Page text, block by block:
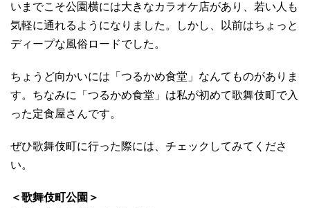
いまでこそ公園横には大きなカラオケ店があり、若い人も
気軽に通れるようになりました。しかし、以前はちょっと
ディープな風俗ロードでした。
ちょうど向かいには「つるかめ食堂」なんてものがありま
す。ちなみに「つるかめ食堂」は私が初めて歌舞伎町で入
った定食屋さんです。
ぜひ歌舞伎町に行った際には、チェックしてみてくださ
い。
＜歌舞伎町公園＞